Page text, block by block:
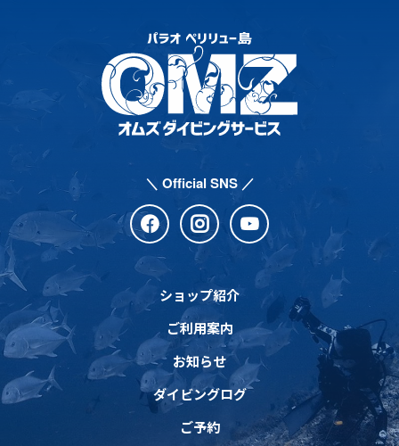
＼ Official SNS ／
ショップ紹介
ご利用案内
お知らせ
ダイビングログ
ご予約